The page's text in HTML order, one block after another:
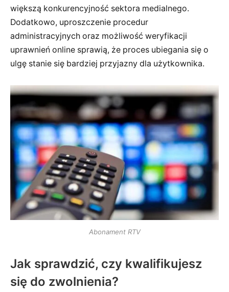
większą konkurencyjność sektora medialnego.
Dodatkowo, uproszczenie procedur
administracyjnych oraz możliwość weryfikacji
uprawnień online sprawią, że proces ubiegania się o
ulgę stanie się bardziej przyjazny dla użytkownika.
Abonament RTV
Jak sprawdzić, czy kwalifikujesz
się do zwolnienia?